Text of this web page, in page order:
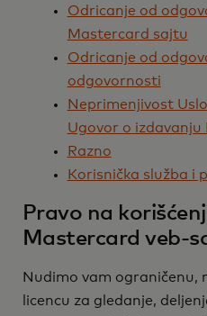
Odricanje od
Mastercard sajtu
Odricanje od
odgovornosti
Neprimenjivost
Ugovor o
Razno
Korisnička služba i
Pravo na
Mastercard veb-
Nudimo vam ograničenu,
licencu za gledanje,